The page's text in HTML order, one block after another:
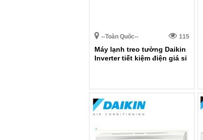
--Toàn Quốc-- 115
Máy lạnh treo tường Daikin
Inverter tiết kiệm điện giá sỉ